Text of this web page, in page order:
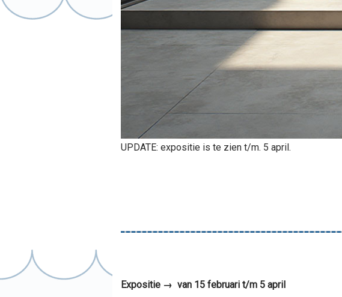
UPDATE: expositie is te zien t/m. 5 april.
Expositie → van 15 februari t/m 5 april